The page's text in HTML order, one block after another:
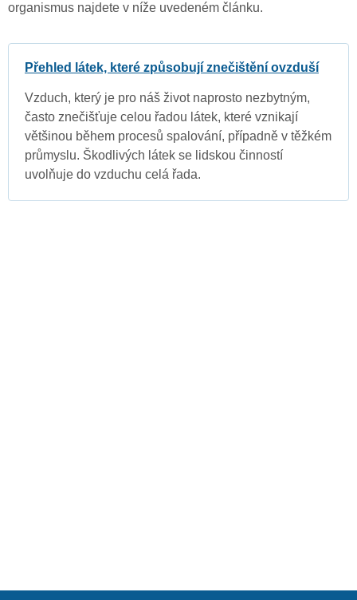
organismus najdete v níže uvedeném článku.
Přehled látek, které způsobují znečištění ovzduší
Vzduch, který je pro náš život naprosto nezbytným,
často znečišťuje celou řadou látek, které vznikají
většinou během procesů spalování, případně v těžkém
průmyslu. Škodlivých látek se lidskou činností
uvolňuje do vzduchu celá řada.